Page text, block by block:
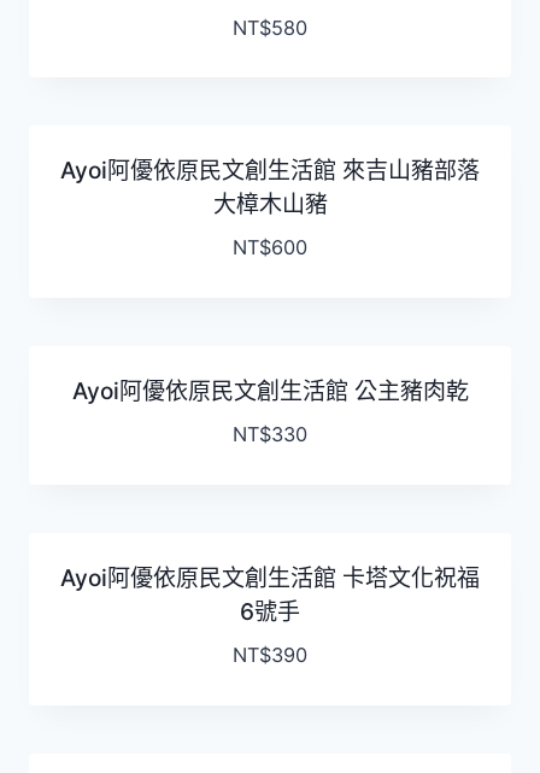
NT$580
Ayoi阿優依原民文創生活館 來吉山豬部落
大樟木山豬
NT$600
Ayoi阿優依原民文創生活館 公主豬肉乾
NT$330
Ayoi阿優依原民文創生活館 卡塔文化祝福
6號手
NT$390